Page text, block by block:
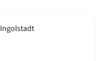
Ingolstadt